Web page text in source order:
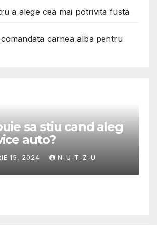
a alege cea mai potrivita fusta
carnea alba pentru
sa stiu cand aleg
auto?
15, 2024 N-U-T-Z-U